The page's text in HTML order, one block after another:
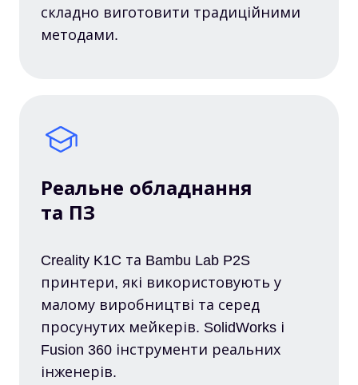
складно виготовити традиційними
методами.
Реальне обладнання
та ПЗ
Creality K1C та Bambu Lab P2S
принтери, які використовують у
малому виробництві та серед
просунутих мейкерів. SolidWorks і
Fusion 360 інструменти реальних
інженерів.